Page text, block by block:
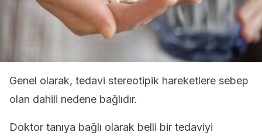
Genel olarak, tedavi stereotipik hareketlere sebep
olan dahili nedene bağlıdır.
Doktor tanıya bağlı olarak belli bir tedaviyi